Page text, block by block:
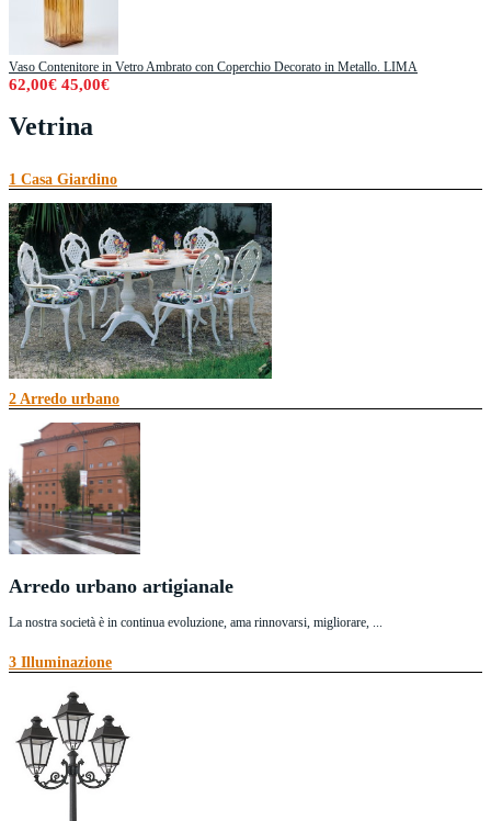
Vaso Contenitore in Vetro Ambrato con Coperchio Decorato in Metallo. LIMA
62,00€ 45,00€
Vetrina
1 Casa Giardino
Arredo casa e giardino
Gli spazi esterni sono forse gli spazi tra i più complessi da
sono tante le proposte in commercio, ma possono essere altrettanto tali anche le combinaz...
2 Arredo urbano
Arredo urbano artigianale
La nostra società è in continua evoluzione, ama rinnovarsi, migliorare, ...
3 Illuminazione